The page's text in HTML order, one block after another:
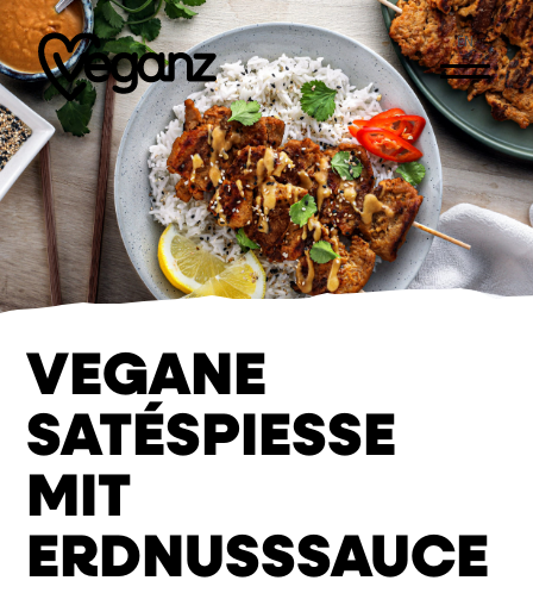
EN
VEGANE
SATÉSPIESSE M
IT E
RDNUSSSAUCE